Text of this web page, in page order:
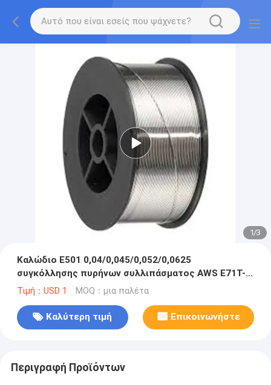
1/3
Καλώδιο E501 0,04/0,045/0,052/0,0625
συγκόλλησης πυρήνων συλλιπάσματος AWS E71T-
1C (1/16) μέσα
Τιμή：USD 1 MOQ：μια παλέτα
Καλύτερη τιμή Επικοινωνήστε
Περιγραφή Προϊόντων